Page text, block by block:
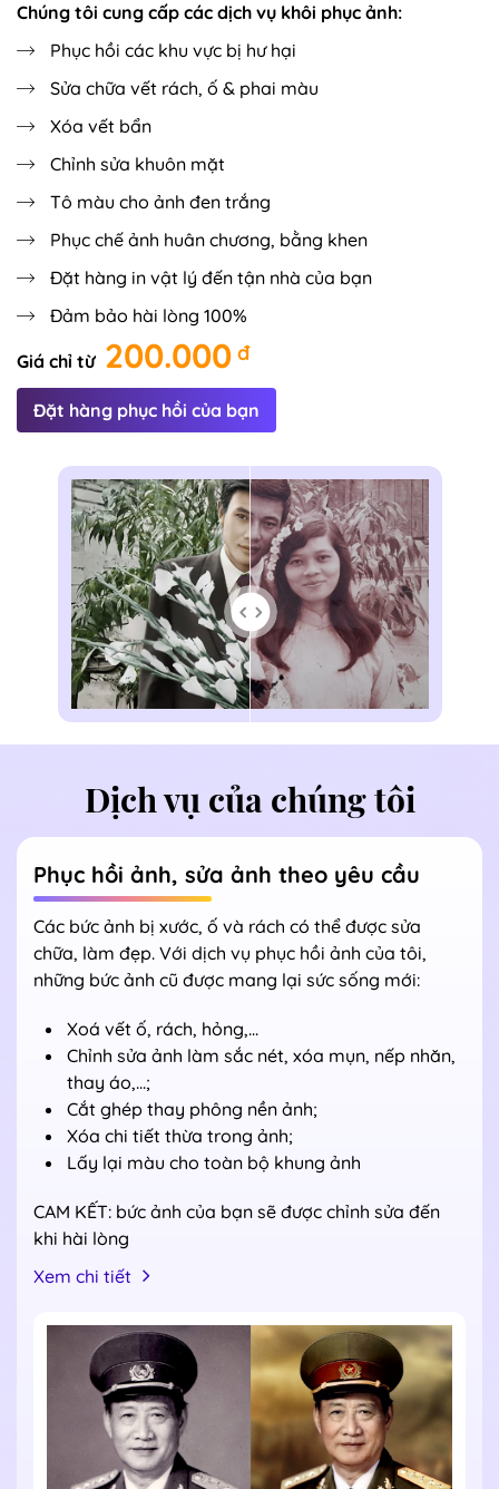
Chúng tôi cung cấp các dịch vụ khôi phục ảnh:
Phục hồi các khu vực bị hư hại
Sửa chữa vết rách, ố & phai màu
Xóa vết bẩn
Chỉnh sửa khuôn mặt
Tô màu cho ảnh đen trắng
Phục chế ảnh huân chương, bằng khen
Đặt hàng in vật lý đến tận nhà của bạn
Đảm bảo hài lòng 100%
Giá chỉ từ 200.000đ
Đặt hàng phục hồi của bạn
Dịch vụ của chúng tôi
Phục hồi ảnh, sửa ảnh theo yêu cầu
Các bức ảnh bị xước, ố và rách có thể được sửa
chữa, làm đẹp. Với dịch vụ phục hồi ảnh của tôi,
những bức ảnh cũ được mang lại sức sống mới:
Xoá vết ố, rách, hỏng,...
Chỉnh sửa ảnh làm sắc nét, xóa mụn, nếp nhăn,
thay áo,...;
Cắt ghép thay phông nền ảnh;
Xóa chi tiết thừa trong ảnh;
Lấy lại màu cho toàn bộ khung ảnh
CAM KẾT: bức ảnh của bạn sẽ được chỉnh sửa đến
khi hài lòng
Xem chi tiết